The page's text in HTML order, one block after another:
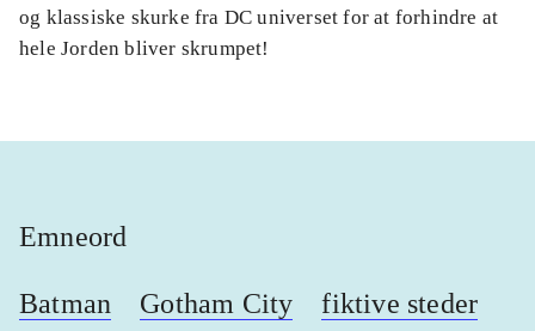
og klassiske skurke fra DC universet for at forhindre at
hele Jorden bliver skrumpet!
Emneord
Batman Gotham City fiktive steder